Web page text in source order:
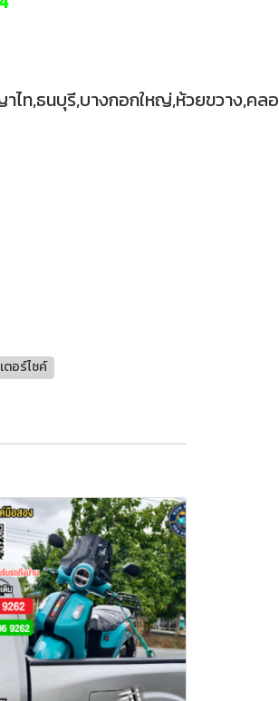
,ธนบุรี,บางกอกใหญ่,ห้วยขวาง
ตอร์ไซค์